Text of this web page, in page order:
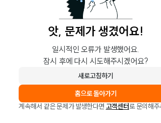
앗, 문제가 생겼어요!
일시적인 오류가 발생했어요.
잠시 후에 다시 시도해주시겠어요?
새로고침하기
홈으로 돌아가기
계속해서 같은 문제가 발생한다면 고객센터로 문의해